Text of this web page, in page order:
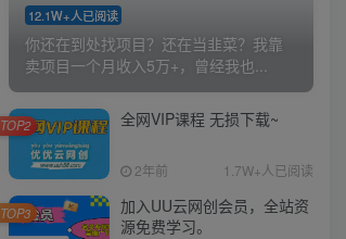
12.1W+人已阅读
你还在到处找项目？还在当韭菜？我靠
卖项目一个月收入5万+，曾经我也...
全网VIP课程 无损下载~
2年前 1.7W+人已阅读
TOP2
加入UU云网创会员，全站资
源免费学习。
TOP3